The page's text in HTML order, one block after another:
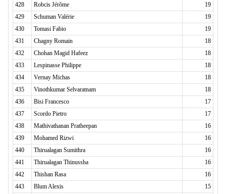
428
Robcis Jérôme
19
429
Schuman Valérie
19
430
Tomasi Fabio
19
431
Chagny Romain
18
432
Chohan Magid Hafeez
18
433
Lespinasse Philippe
18
434
Vernay Michas
18
435
Vinothkumar Selvaratnam
18
436
Bisi Francesco
17
437
Scordo Pietro
17
438
Mathivathanan Pratheepan
16
439
Mohamed Rizwi
16
440
Thirualagan Sumithra
16
441
Thirualagan Thinussha
16
442
Thishan Rasa
16
443
Blum Alexis
15